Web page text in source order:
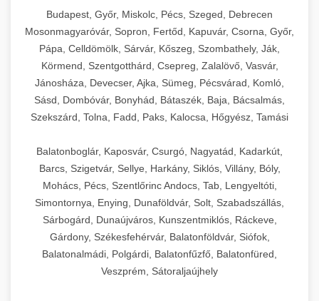
Budapest, Győr, Miskolc, Pécs, Szeged, Debrecen
Mosonmagyaróvár, Sopron, Fertőd, Kapuvár, Csorna, Győr,
Pápa, Celldömölk, Sárvár, Kőszeg, Szombathely, Ják,
Körmend, Szentgotthárd, Csepreg, Zalalövő, Vasvár,
Jánosháza, Devecser, Ajka, Sümeg, Pécsvárad, Komló,
Sásd, Dombóvár, Bonyhád, Bátaszék, Baja, Bácsalmás,
Szekszárd, Tolna, Fadd, Paks, Kalocsa, Hőgyész, Tamási
Balatonboglár, Kaposvár, Csurgó, Nagyatád, Kadarkút,
Barcs, Szigetvár, Sellye, Harkány, Siklós, Villány, Bóly,
Mohács, Pécs, Szentlőrinc Andocs, Tab, Lengyeltóti,
Simontornya, Enying, Dunaföldvár, Solt, Szabadszállás,
Sárbogárd, Dunaújváros, Kunszentmiklós, Ráckeve,
Gárdony, Székesfehérvár, Balatonföldvár, Siófok,
Balatonalmádi, Polgárdi, Balatonfűzfő, Balatonfüred,
Veszprém, Sátoraljaújhely